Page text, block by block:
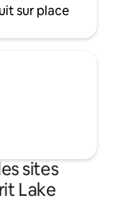
sur place
sites
Lake